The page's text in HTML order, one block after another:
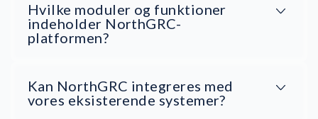
Hvilke moduler og funktioner
indeholder NorthGRC-
platformen?
Complianceoverblik:
Kan NorthGRC integreres med
vores eksisterende systemer?